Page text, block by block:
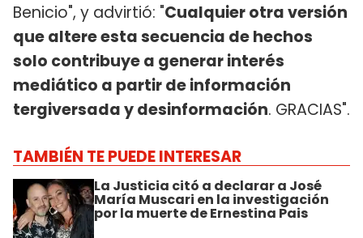
Benicio", y advirtió: "Cualquier otra versión
que altere esta secuencia de hechos
solo contribuye a generar interés
mediático a partir de información
tergiversada y desinformación. GRACIAS".
TAMBIÉN TE PUEDE INTERESAR
La Justicia citó a declarar a José
María Muscari en la investigación
por la muerte de Ernestina Pais